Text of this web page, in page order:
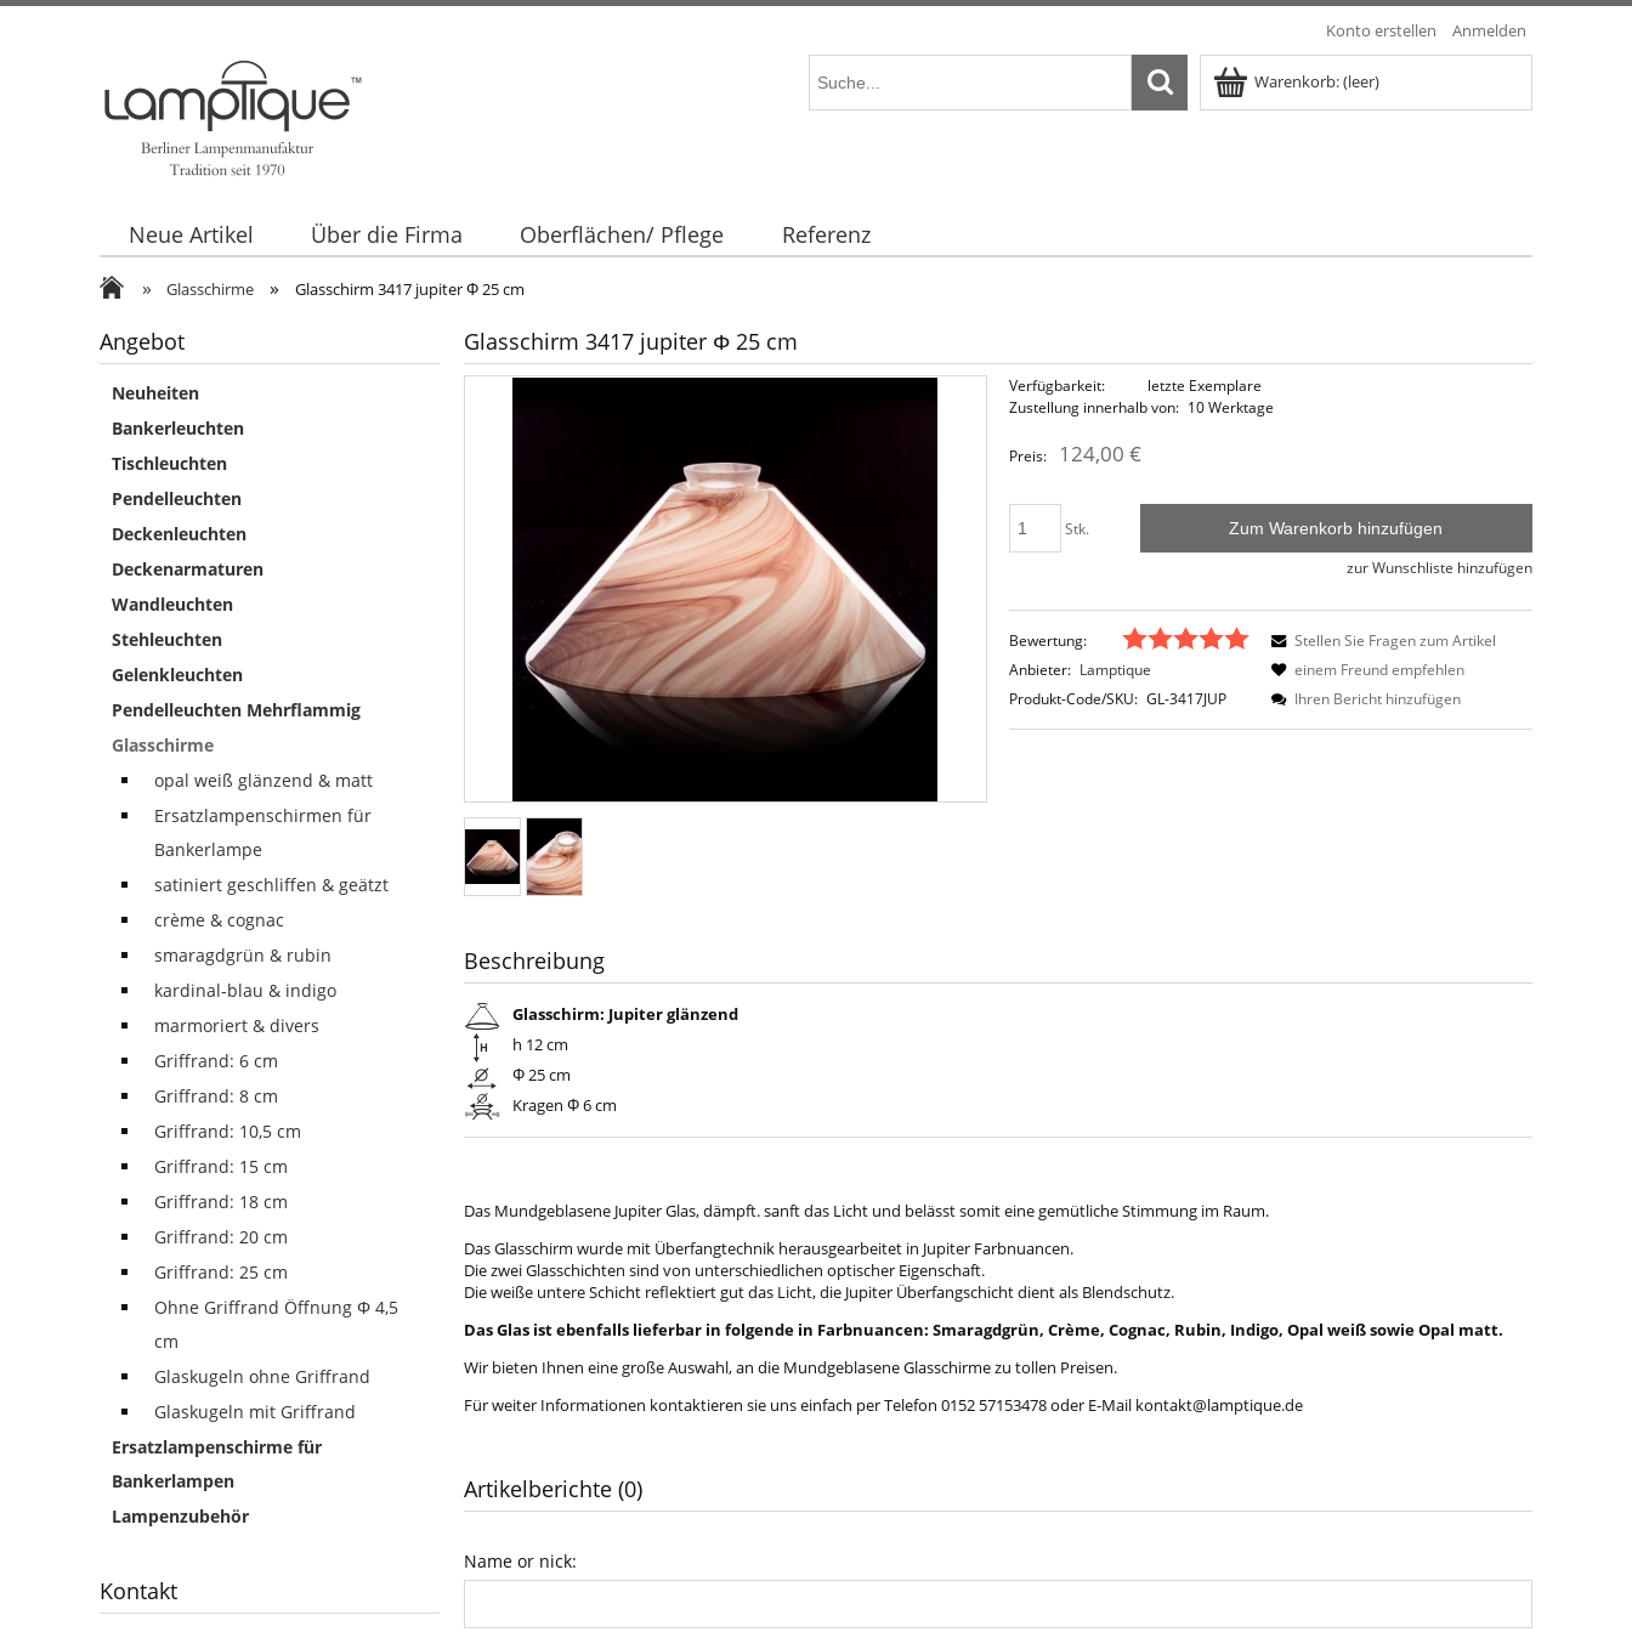
Konto erstellen Anmelden
Warenkorb:(leer)
Neue Artikel Über die Firma Oberflächen/ Pflege Referenz
» Glasschirme » Glasschirm 3417 jupiter Φ 25 cm
Angebot
Neuheiten
Bankerleuchten
Tischleuchten
Pendelleuchten
Deckenleuchten
Deckenarmaturen
Wandleuchten
Stehleuchten
Gelenkleuchten
Pendelleuchten Mehrflammig
Glasschirme
opal weiß glänzend & matt
Ersatzlampenschirmen für
Bankerlampe
satiniert geschliffen & geätzt
crème & cognac
smaragdgrün & rubin
kardinal-blau & indigo
marmoriert & divers
Griffrand: 6 cm
Griffrand: 8 cm
Griffrand: 10,5 cm
Griffrand: 15 cm
Griffrand: 18 cm
Griffrand: 20 cm
Griffrand: 25 cm
Ohne Griffrand Öffnung Φ 4,5
cm
Glaskugeln ohne Griffrand
Glaskugeln mit Griffrand
Ersatzlampenschirme für
Bankerlampen
Lampenzubehör
Kontakt
Glasschirm 3417 jupiter Φ 25 cm
Verfügbarkeit:
letzte Exemplare
Zustellung innerhalb von: 10 Werktage
Preis: 124,00 €
Stk. Zum Warenkorb hinzufügen
zur Wunschliste hinzufügen
Bewertung:
Anbieter: Lamptique
Produkt-Code/SKU: GL-3417JUP
Stellen Sie Fragen zum Artikel
einem Freund empfehlen
Ihren Bericht hinzufügen
Beschreibung
Glasschirm: Jupiter glänzend
h 12 cm
Φ 25 cm
Kragen Φ 6 cm
Das Mundgeblasene Jupiter Glas, dämpft. sanft das Licht und belässt somit eine gemütliche Stimmung im Raum.
Das Glasschirm wurde mit Überfangtechnik herausgearbeitet in Jupiter Farbnuancen.
Die zwei Glasschichten sind von unterschiedlichen optischer Eigenschaft.
Die weiße untere Schicht reflektiert gut das Licht, die Jupiter Überfangschicht dient als Blendschutz.
Das Glas ist ebenfalls lieferbar in folgende in Farbnuancen: Smaragdgrün, Crème, Cognac, Rubin, Indigo, Opal weiß sowie Opal matt.
Wir bieten Ihnen eine große Auswahl, an die Mundgeblasene Glasschirme zu tollen Preisen.
Für weiter Informationen kontaktieren sie uns einfach per Telefon 0152 57153478 oder E-Mail kontakt@lamptique.de
Artikelberichte (0)
Name or nick: